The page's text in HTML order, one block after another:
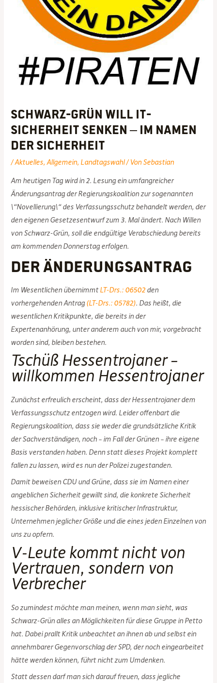
Schwarz-Grün will IT-
Sicherheit senken – im Namen
der Sicherheit
/Aktuelles,Allgemein, Landtagswahl/ Von Sebastian
Am heutigen Tag wird in 2. Lesung ein umfangreicher
Änderungsantrag der Regierungskoalition zur sogenannten
\“Novellierung\“ des Verfassungsschutz behandelt werden, der
den eigenen Gesetzesentwurf zum 3. Mal ändert. Nach Willen
von Schwarz-Grün, soll die endgültige Verabschiedung bereits
am kommenden Donnerstag erfolgen.
Der Änderungsantrag
Im Wesentlichen übernimmtLT-Drs.: 06502 den
vorhergehenden Antrag(LT-Drs.: 05782). Das heißt, die
wesentlichen Kritikpunkte, die bereits in der
Expertenanhörung, unter anderem auch von mir, vorgebracht
worden sind, bleiben bestehen.
Tschüß Hessentrojaner –
willkommen Hessentrojaner
Zunächst erfreulich erscheint, dass der Hessentrojaner dem
Verfassungsschutz entzogen wird. Leider offenbart die
Regierungskoalition, dass sie weder die grundsätzliche Kritik
der Sachverständigen, noch – im Fall der Grünen – ihre eigene
Basis verstanden haben. Denn statt dieses Projekt komplett
fallen zu lassen, wird es nun der Polizei zugestanden.
Damit beweisen CDU und Grüne, dass sie im Namen einer
angeblichen Sicherheit gewillt sind, die konkrete Sicherheit
hessischer Behörden, inklusive kritischer Infrastruktur,
Unternehmen jeglicher Größe und die eines jeden Einzelnen von
uns zu opfern.
V-Leute kommt nicht von
Vertrauen, sondern von
Verbrecher
So zumindest möchte man meinen, wenn man sieht, was
Schwarz-Grün alles an Möglichkeiten für diese Gruppe in Petto
hat. Dabei prallt Kritik unbeachtet an ihnen ab und selbst ein
annehmbarer Gegenvorschlag der SPD, der noch eingearbeitet
hätte werden können, führt nicht zum Umdenken.
Statt dessen darf man sich darauf freuen, dass jegliche